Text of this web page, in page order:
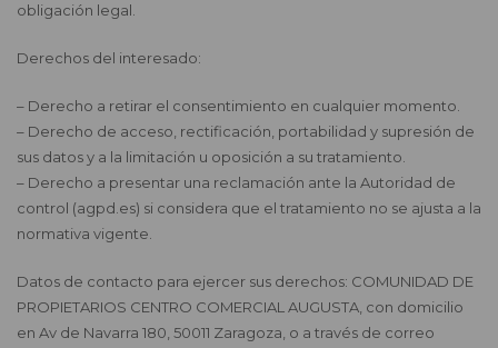
obligación legal.
Derechos del interesado:
– Derecho a retirar el consentimiento en cualquier momento.
– Derecho de acceso, rectificación, portabilidad y supresión de
sus datos y a la limitación u oposición a su tratamiento.
– Derecho a presentar una reclamación ante la Autoridad de
control (agpd.es) si considera que el tratamiento no se ajusta a la
normativa vigente.
Datos de contacto para ejercer sus derechos: COMUNIDAD DE
PROPIETARIOS CENTRO COMERCIAL AUGUSTA, con domicilio
en Av de Navarra 180, 50011 Zaragoza, o a través de correo